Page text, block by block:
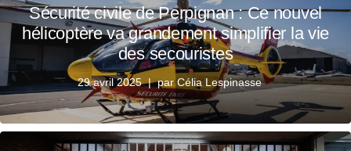
Sécurité civile de Perpignan : Ce nouvel
hélicoptère va grandement simplifier la vie
des secouristes
29 avril 2025 par Célia Lespinasse